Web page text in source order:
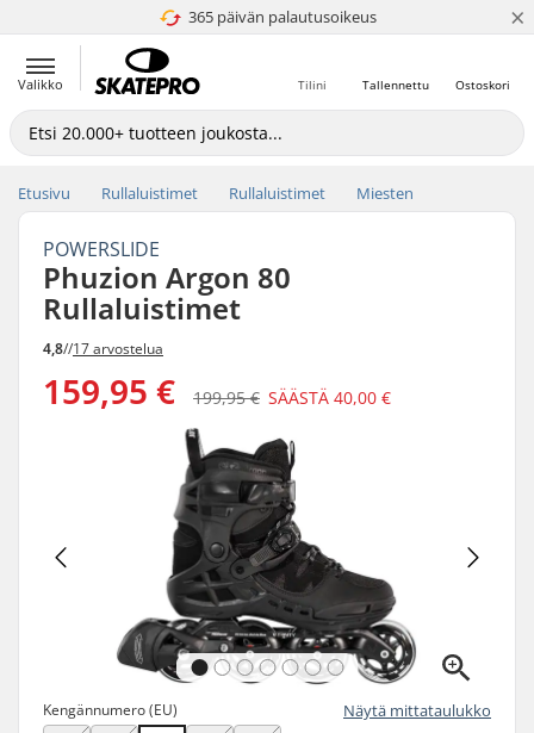
365 päivän palautusoikeus
4.8 / 5 ×
Valikko Ostoskori
Tallennettu
Tilini
Etusivu Rullaluistimet Rullaluistimet Miesten
POWERSLIDE
Phuzion Argon 80
Rullaluistimet
4,8//17 arvostelua
159,95 € 199,95 € SÄÄSTÄ 40,00 €
Kengännumero (EU) Näytä mittataulukko